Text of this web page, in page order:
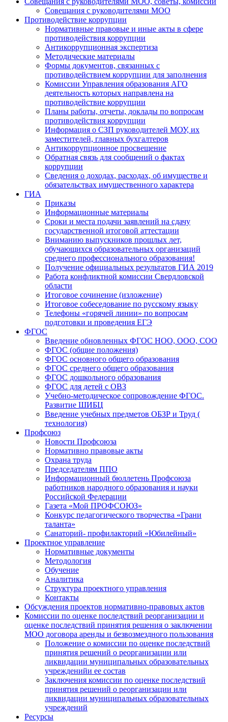
Совещания с руководителями МОО
Противодействие коррупции
Нормативные правовые и иные акты в сфере
противодействия коррупции
Антикоррупционная экспертиза
Методические материалы
Формы документов, связанных с
противодействием коррупции для заполнения
Комиссии Управления образования АГО
деятельность которых направлена на
противодействие коррупции
Планы работы, отчеты, доклады по вопросам
противодействия коррупции
Информация о СЗП руководителей МОУ, их
заместителей, главных бухгалтеров
Антикоррупционное просвещение
Обратная связь для сообщений о фактах
коррупции
Сведения о доходах, расходах, об имуществе и
обязательствах имущественного характера
ГИА
Приказы
Информационные материалы
Сроки и места подачи заявлений на сдачу
государственной итоговой аттестации
Вниманию выпускников прошлых лет,
обучающихся образовательных организаций
среднего профессионального образования!
Получение официальных результатов ГИА 2019
Работа конфликтной комиссии Свердловской
области
Итоговое сочинение (изложение)
Итоговое собеседование по русскому языку
Телефоны «горячей линии» по вопросам
подготовки и проведения ЕГЭ
ФГОС
Введение обновленных ФГОС НОО, ООО, СОО
ФГОС (общие положения)
ФГОС основного общего образования
ФГОС среднего общего образования
ФГОС дошкольного образования
ФГОС для детей с ОВЗ
Учебно-методическое сопровождение ФГОС.
Развитие ШИБЦ
Введение учебных предметов ОБЗР и Труд (
технология)
Профсоюз
Новости Профсоюза
Нормативно правовые акты
Охрана труда
Председателям ППО
Информационный бюллетень Профсоюза
работников народного образования и науки
Российской Федерации
Газета «Мой ПРОФСОЮЗ»
Конкурс педагогического творчества «Грани
таланта»
Санаторий- профилакторий «Юбилейный»
Проектное управление
Нормативные документы
Методология
Обучение
Аналитика
Структура проектного управления
Контакты
Обсуждения проектов нормативно-правовых актов
Комиссии по оценке последствий реорганизации и
оценке последствий принятия решения о заключении
МОО договора аренды и безвозмездного пользования
Положение о комиссии по оценке последствий
принятия решений о реорганизации или
ликвидации муниципальных образовательных
учрежденийи ее состав
Заключения комиссии по оценке последствий
принятия решений о реорганизации или
ликвидации муниципальных образовательных
учреждений
Ресурсы